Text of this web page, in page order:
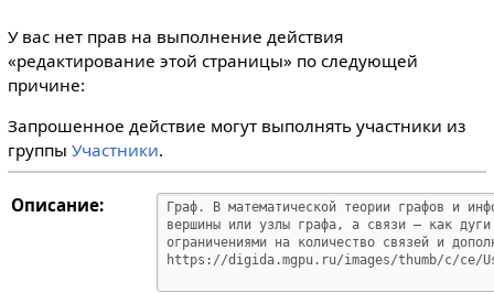
У вас нет прав на выполнение действия
«редактирование этой страницы» по следующей
причине:
Запрошенное действие могут выполнять участники из
группы Участники.
Описание: